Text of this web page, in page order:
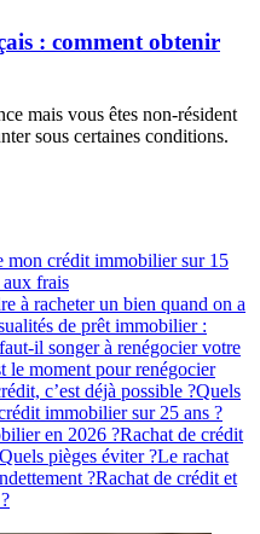
: comment obtenir
mais vous êtes non-résident
sous certaines conditions.
mon crédit immobilier sur 15
frais
à racheter un bien quand on a
de prêt immobilier :
il songer à renégocier votre
le moment pour renégocier
c’est déjà possible ?Quels
immobilier sur 25 ans ?
en 2026 ?Rachat de crédit
pièges éviter ?Le rachat
?Rachat de crédit et